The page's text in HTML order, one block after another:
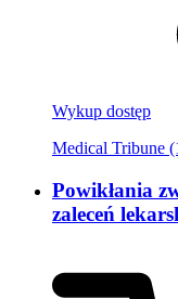
Wykup dostęp
Medical Tribune
Powikłania
zaleceń